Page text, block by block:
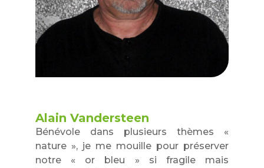
Alain Vandersteen
Bénévole dans plusieurs thèmes «
nature », je me mouille pour préserver
notre « or bleu » si fragile mais